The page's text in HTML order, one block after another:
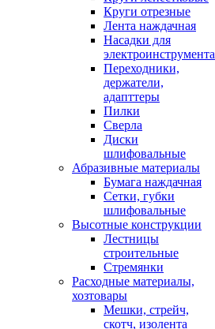
Круги отрезные
Лента наждачная
Насадки для
электроинструмента
Переходники,
держатели,
адапттеры
Пилки
Сверла
Диски
шлифовальные
Абразивные материалы
Бумага наждачная
Сетки, губки
шлифовальные
Высотные конструкции
Лестницы
строительные
Стремянки
Расходные материалы,
хозтовары
Мешки, стрейч,
скотч, изолента